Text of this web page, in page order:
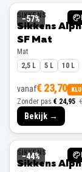
−57%
SIKKENS
Sikkens
SF Mat
Mat
2,5 L
5 L 10 L
vanaf€ 23,70
Zonder pas € 24,95
Bekijk →
−44%
SIKKENS
Sikkens